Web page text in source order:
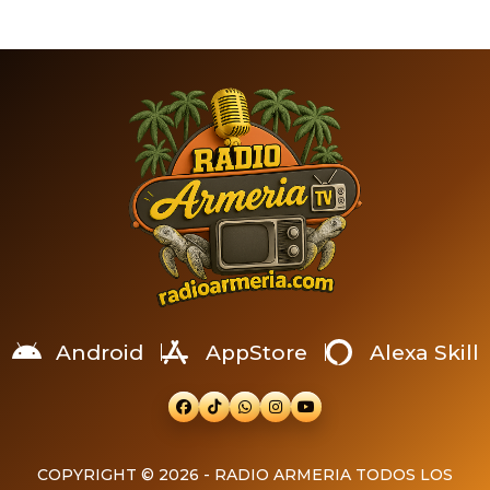
hombre y una mujer
trasladados a un hospital.
Un grave accidente
registrado durante la noche
del lunes 13 de julio dejó
tres personas fallecidas y
dos lesionadas en […]
principal, llegó a 7.5,
provocando daños severos
en edificios, fallas en
servicios […]
Android AppStore Alexa Skill
COPYRIGHT © 2026 - RADIO ARMERIA TODOS LOS